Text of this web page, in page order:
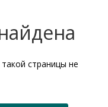
страницы не